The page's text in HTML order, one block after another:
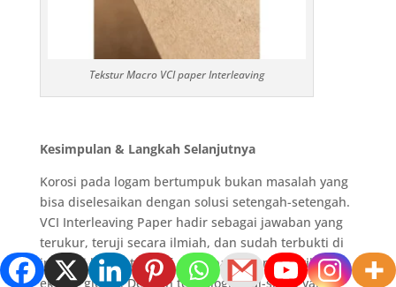
Tekstur Macro VCI paper Interleaving
Kesimpulan & Langkah Selanjutnya
Korosi pada logam bertumpuk bukan masalah yang
bisa diselesaikan dengan solusi setengah-setengah.
VCI Interleaving Paper hadir sebagai jawaban yang
terukur, teruji secara ilmiah, dan sudah terbukti di
industri baja, otomotif, aerospace, dan logistik
ekspor global. Dengan teknologi dual-sided yang